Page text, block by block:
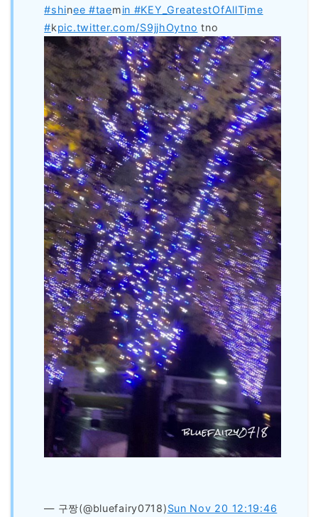
#shinee #taemin #KEY_GreatestOfAllTime
#kpic.twitter.com/S9jjhOytno tno
— 구짱(@bluefairy0718)Sun Nov 20 12:19:46